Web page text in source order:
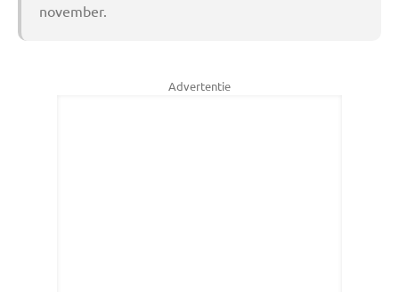
november.
Advertentie